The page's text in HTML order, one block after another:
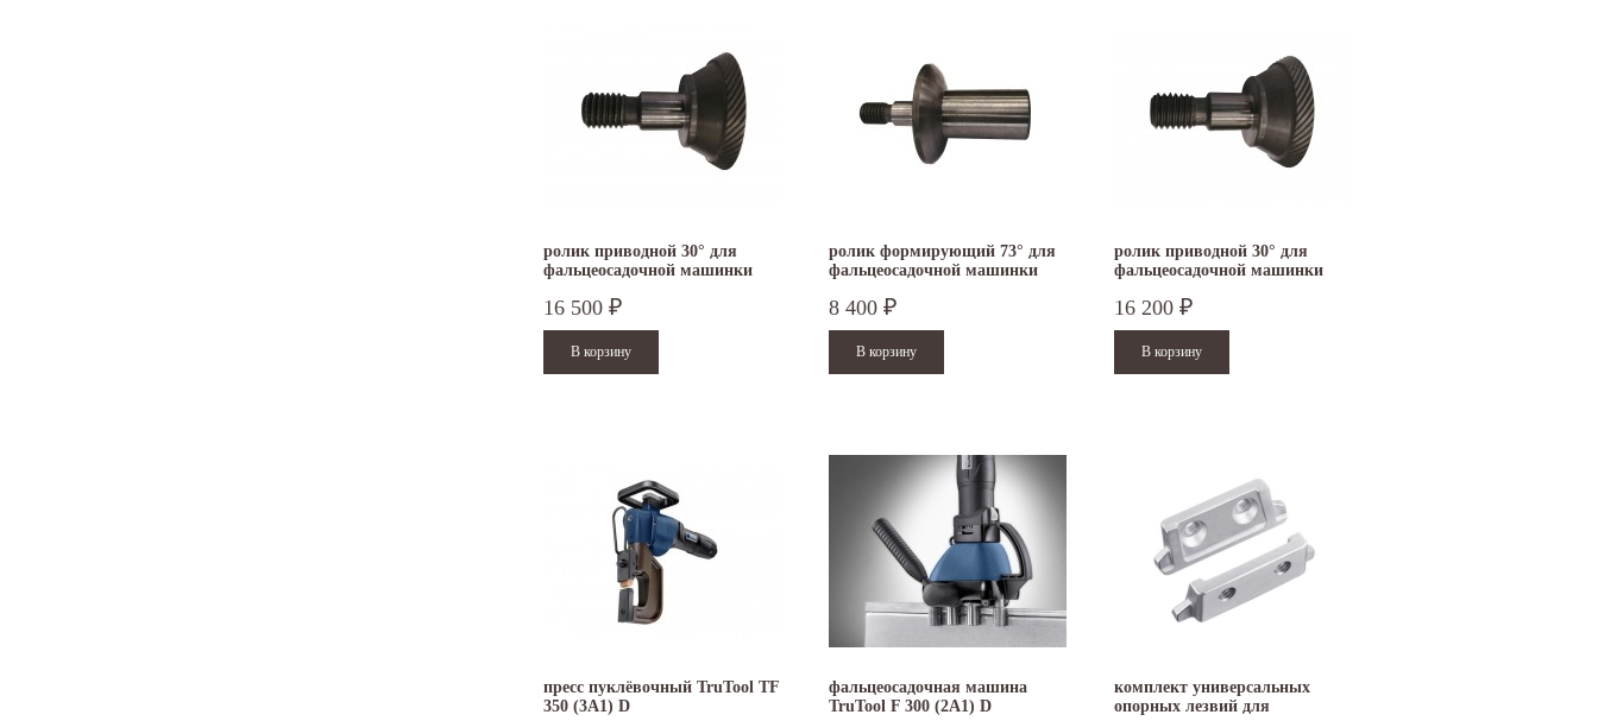
ролик приводной 30° для
фальцеосадочной машинки
16 500 ₽
ролик формирующий 73° для
фальцеосадочной машинки
8 400 ₽
ролик приводной 30° для
фальцеосадочной машинки
16 200 ₽
пресс пуклёвочный TruTool TF
350 (3A1) D
фальцеосадочная машина
TruTool F 300 (2A1) D
комплект универсальных
опорных лезвий для